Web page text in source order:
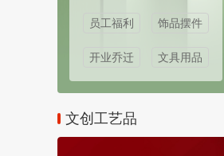
员工福利 饰品摆件
开业乔迁 文具用品
文创工艺品